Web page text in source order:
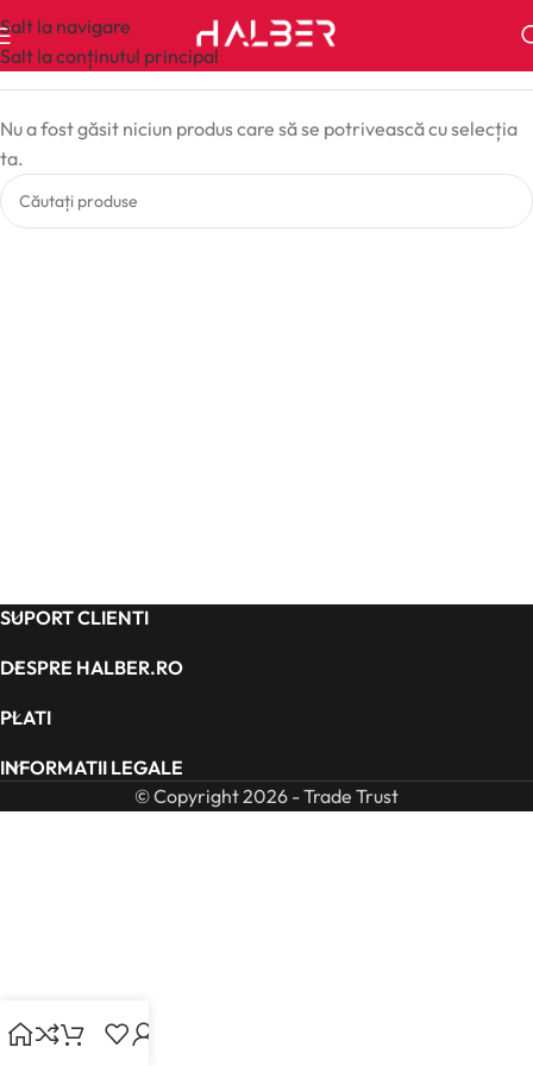
Salt la navigare
Salt la conținutul principal
Nu a fost găsit niciun produs care să se potrivească cu selecția
ta.
SUPORT CLIENTI
DESPRE HALBER.RO
PLATI
INFORMATII LEGALE
© Copyright 2026 - Trade Trust